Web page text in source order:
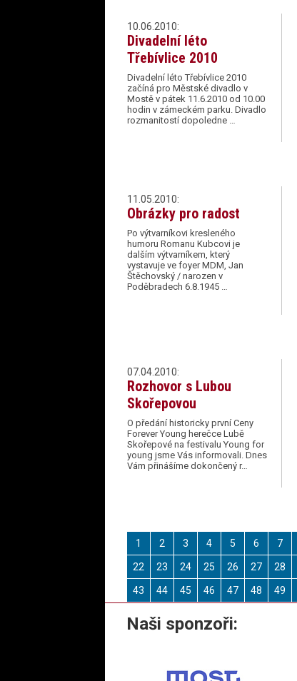
10.06.2010:
Divadelní léto
Třebívlice 2010
Divadelní léto Třebívlice 2010
začíná pro Městské divadlo v
Mostě v pátek 11.6.2010 od 10.00
hodin v zámeckém parku. Divadlo
rozmanitostí dopoledne …
11.05.2010:
Obrázky pro radost
Po výtvarníkovi kresleného
humoru Romanu Kubcovi je
dalším výtvarníkem, který
vystavuje ve foyer MDM, Jan
Štěchovský / narozen v
Poděbradech 6.8.1945 …
07.04.2010:
Rozhovor s Lubou
Skořepovou
O předání historicky první Ceny
Forever Young herečce Lubě
Skořepové na festivalu Young for
young jsme Vás informovali. Dnes
Vám přinášíme dokončený r…
1 2 3 4 5 6 7
22 23 24 25 26 27 28
43 44 45 46 47 48 49
Naši sponzoři: